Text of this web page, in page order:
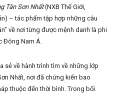
Tân Sơn Nhất(NXB Thế Giới,
– tác phẩm tập hợp những câu
về nơi từng được mệnh danh là phi
Đông Nam Á.
sẻ về hành trình tìm về những lớp
Nhất, nơi đã chứng kiến bao
thuộc đến thời bình. Trong bối